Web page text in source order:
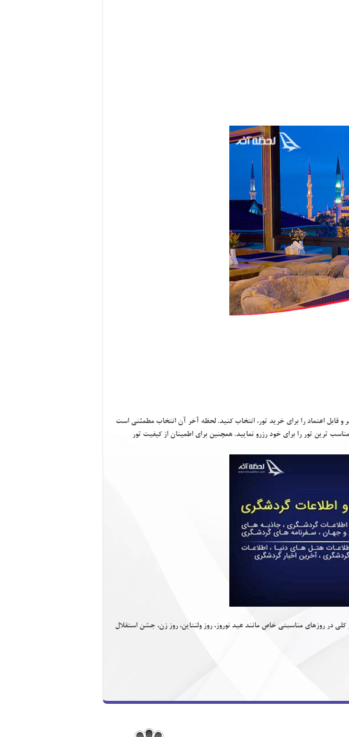
قابل اعتماد را براي خريد تور، انتخاب كنيد. لحظه آخر آن انتخاب مطمئني است
ترين تور را براي خود رزرو نماييد. همچنين براي اطمينان از كيفيت تور
كلي در روزهاي مناسبتي خاص مانند عيد نوروز، روز ولنتاين، روز زن، جشن استقلال